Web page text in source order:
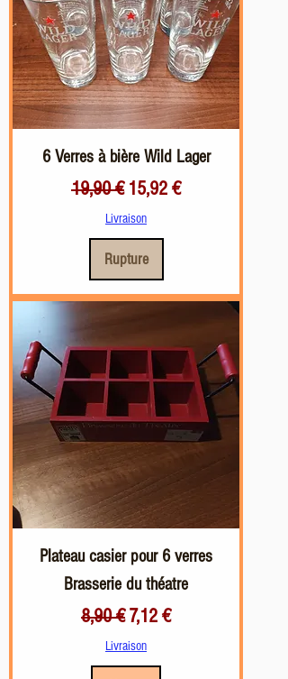
6 Verres à bière Wild Lager
Prix original
19,90 € Prix promotionnel
15,92 €
Livraison
Rupture
Plateau casier pour 6 verres
Brasserie du théatre
Prix original
8,90 € Prix promotionnel
7,12 €
Livraison